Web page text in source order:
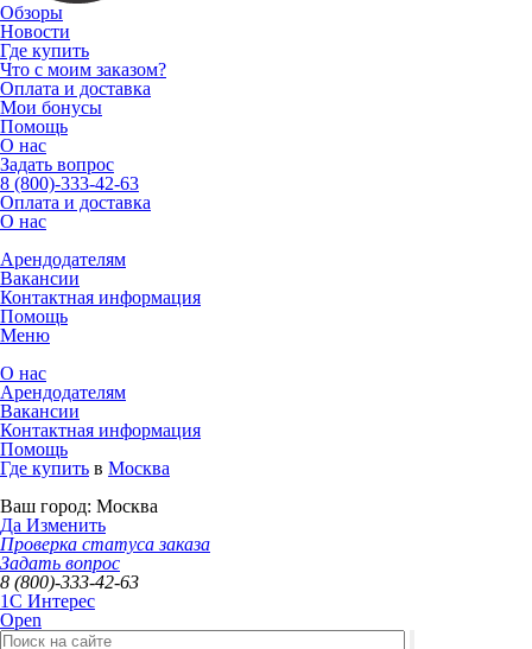
Обзоры
Новости
Где купить
Что с моим заказом?
Оплата и доставка
Мои бонусы
Помощь
О нас
Задать вопрос
8 (800)-333-42-63
Оплата и доставка
О нас
Арендодателям
Вакансии
Контактная информация
Помощь
Меню
О нас
Арендодателям
Вакансии
Контактная информация
Помощь
Где купить в Москва
Ваш город: Москва
Да Изменить
Проверка статуса заказа
Задать вопрос
8 (800)-333-42-63
1C Интерес
Open